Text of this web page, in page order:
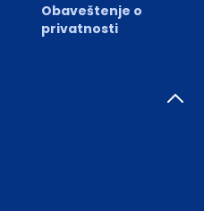
Obaveštenje o
privatnosti